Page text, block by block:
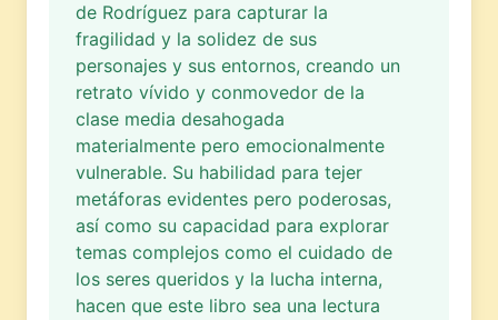
de Rodríguez para capturar la
fragilidad y la solidez de sus
personajes y sus entornos, creando un
retrato vívido y conmovedor de la
clase media desahogada
materialmente pero emocionalmente
vulnerable. Su habilidad para tejer
metáforas evidentes pero poderosas,
así como su capacidad para explorar
temas complejos como el cuidado de
los seres queridos y la lucha interna,
hacen que este libro sea una lectura